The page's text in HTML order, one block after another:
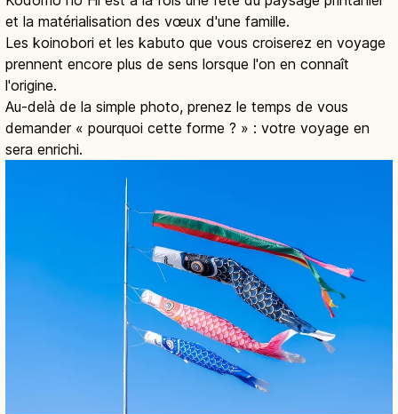
et la matérialisation des vœux d'une famille.
Les koinobori et les kabuto que vous croiserez en voyage
prennent encore plus de sens lorsque l'on en connaît
l'origine.
Au-delà de la simple photo, prenez le temps de vous
demander « pourquoi cette forme ? » : votre voyage en
sera enrichi.